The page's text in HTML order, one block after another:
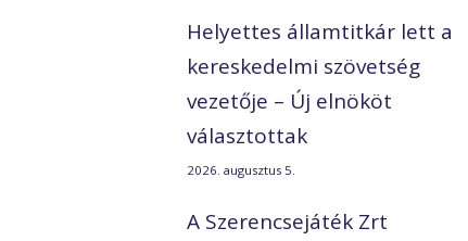
Helyettes államtitkár lett a
kereskedelmi szövetség
vezetője – Új elnököt
választottak
2026. augusztus 5.
A Szerencsejáték Zrt